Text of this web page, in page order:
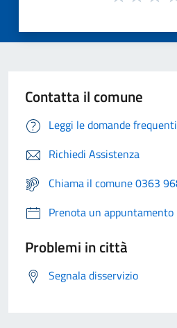
Contatta il comune
Leggi le domande frequenti
Richiedi Assistenza
Chiama il comune 0363
Prenota un appuntamento
Problemi in città
Segnala disservizio